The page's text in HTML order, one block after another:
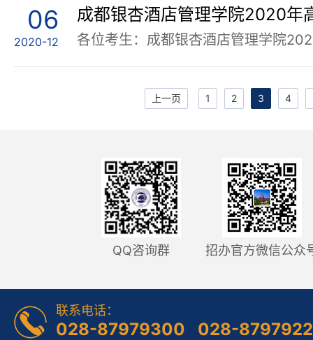
06
2020-12
上一页 1 2 3 4
QQ咨询群 招办官方微信公众
联系电话：
028-87979300 028-